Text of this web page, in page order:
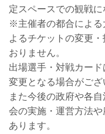
定スペースでの観戦に
※主催者の都合による
よるチケットの変更
おりません。
出場選手・対戦カー
変更となる場合がござ
また今後の政府や各
会の実施・運営方法
あります。